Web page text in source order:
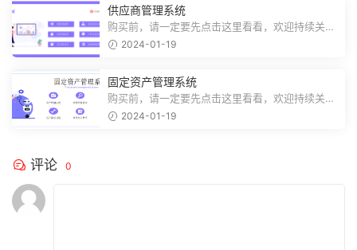
供应商管理系统
购买前，请一定要先点击这里看看，欢迎持续关
注，精彩模板每天推送预览结束，需要...
2024-01-19
固定资产管理系统
购买前，请一定要先点击这里看看，欢迎持续关
注，精彩模板每天推送预览结束，需要...
2024-01-19
评论 0